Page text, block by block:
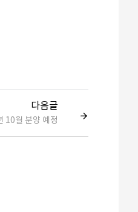
다음글
10월 분양 예정